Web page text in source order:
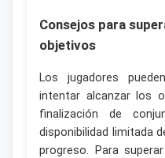
Consejos para
objetivos
Los jugadores
intentar alcanzar los
finalización de
disponibilidad limitada
progreso. Para